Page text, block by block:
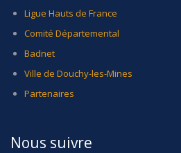
Ligue Hauts de France
Comité Départemental
Badnet
Ville de Douchy-les-Mines
Partenaires
Nous suivre